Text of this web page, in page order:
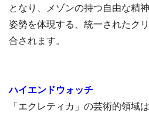
となり、メゾンの持つ自由な精
姿勢を体現する、統一されたク
合されます。
ハイエンドウォッチ
「エクレティカ」の芸術的領域